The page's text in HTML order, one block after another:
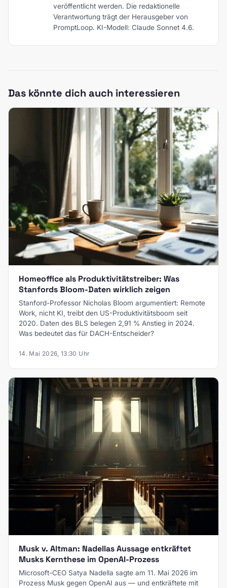
veröffentlicht werden. Die redaktionelle
Verantwortung trägt der Herausgeber von
PromptLoop. KI-Modell: Claude Sonnet 4.6.
Das könnte dich auch interessieren
Homeoffice als Produktivitätstreiber: Was
Stanfords Bloom-Daten wirklich zeigen
Stanford-Professor Nicholas Bloom argumentiert: Remote
Work, nicht KI, treibt den US-Produktivitätsboom seit
2020. Daten des BLS belegen 2,91 % Anstieg in 2024.
Was bedeutet das für DACH-Entscheider?
14. Mai 2026, 13:30 Uhr
Musk v. Altman: Nadellas Aussage entkräftet
Musks Kernthese im OpenAI-Prozess
Microsoft-CEO Satya Nadella sagte am 11. Mai 2026 im
Prozess Musk gegen OpenAI aus — und entkräftete mit